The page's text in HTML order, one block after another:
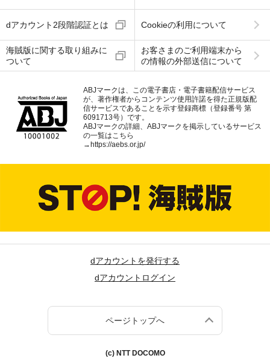
dアカウント2段階認証とは Cookieの利用について
海賊版に関する取り組みに
ついて
お客さまのご利用端末から
の情報の外部送信について
ABJマークは、この電子書店・電子書籍配信サービス
が、著作権者からコンテンツ使用許諾を得た正規版配
信サービスであることを示す登録商標（登録番号 第
6091713号）です。
ABJマークの詳細、ABJマークを掲示しているサービス
の一覧はこちら
→https://aebs.or.jp/
dアカウントを発行する
dアカウントログイン
ページトップへ
(c) NTT DOCOMO